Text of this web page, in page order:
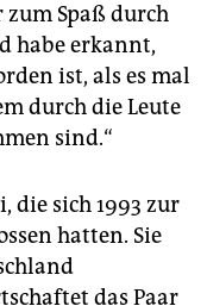
Spaß durch
habe erkannt,
ist, als es mal
durch die Leute
sind.“
die sich 1993 zur
hatten. Sie
das Paar